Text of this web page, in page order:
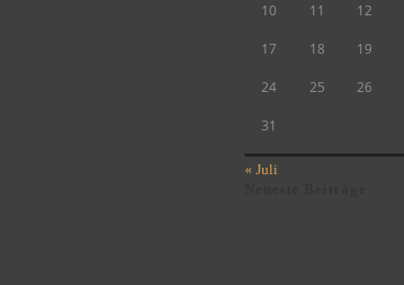
10 11 12
17 18 19
24 25 26
31
« Juli